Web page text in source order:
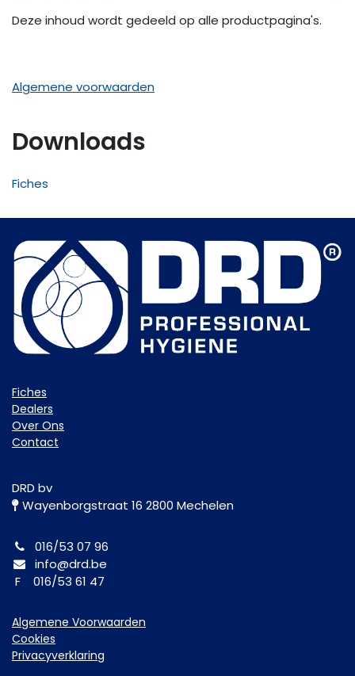
Deze inhoud wordt gedeeld op alle productpagina's.
Algemene voorwaarden
Downloads
Fiches
Fiche​s
Dealers
Over Ons
Contact
DRD bv
Wayenborgstraat 16 2800 Mechelen
016/53 07 96
info@drd.be
F 016/53 61 47
Algemene Voorwaarden
Cookies
Privacyverklaring